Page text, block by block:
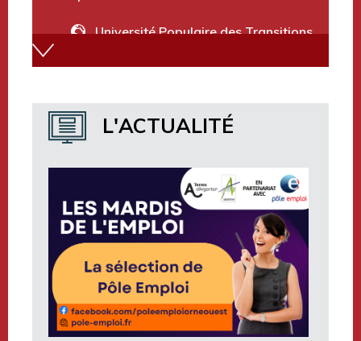
Université Populaire des Transitions
Annuaire des services
Marchés publics et avis divers
Terres d’Argentan Mobilité
L'ACTUALITÉ